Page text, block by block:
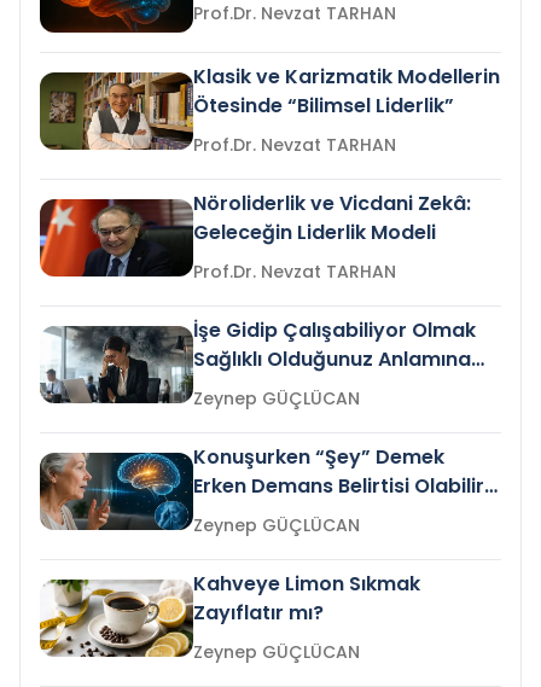
Prof.Dr. Nevzat TARHAN
Klasik ve Karizmatik Modellerin
Ötesinde “Bilimsel Liderlik”
Prof.Dr. Nevzat TARHAN
Nöroliderlik ve Vicdani Zekâ:
Geleceğin Liderlik Modeli
Prof.Dr. Nevzat TARHAN
İşe Gidip Çalışabiliyor Olmak
Sağlıklı Olduğunuz Anlamına
Gelir mi?Zeynep GÜÇLÜCAN
Konuşurken “Şey” Demek
Erken Demans Belirtisi Olabilir
mi?
Zeynep GÜÇLÜCAN
Kahveye Limon Sıkmak
Zayıflatır mı?
Zeynep GÜÇLÜCAN